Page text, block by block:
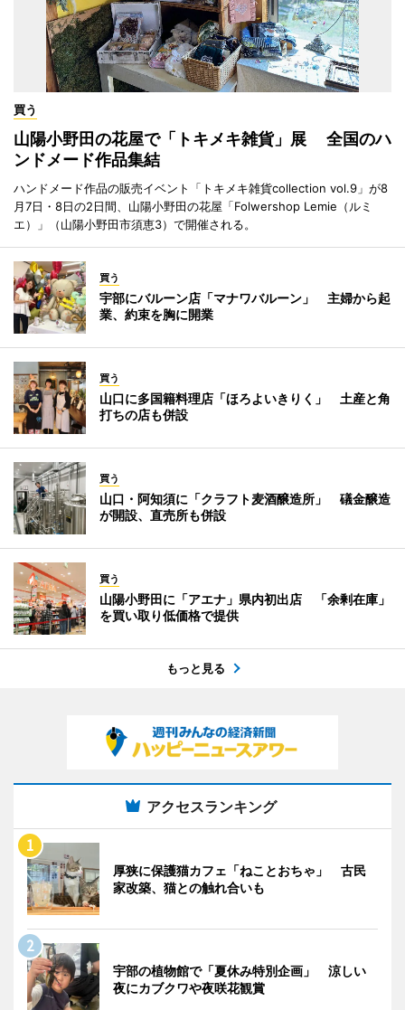
買う
山陽小野田の花屋で「トキメキ雑貨」展 全国のハ
ンドメード作品集結
ハンドメード作品の販売イベント「トキメキ雑貨collection vol.9」が8
月7日・8日の2日間、山陽小野田の花屋「Folwershop Lemie（ルミ
エ）」（山陽小野田市須恵3）で開催される。
買う
宇部にバルーン店「マナワバルーン」 主婦から起
業、約束を胸に開業
買う
山口に多国籍料理店「ほろよいきりく」 土産と角
打ちの店も併設
買う
山口・阿知須に「クラフト麦酒醸造所」 礒金醸造
が開設、直売所も併設
買う
山陽小野田に「アエナ」県内初出店 「余剰在庫」
を買い取り低価格で提供
もっと見る
アクセスランキング
厚狭に保護猫カフェ「ねことおちゃ」 古民
家改築、猫との触れ合いも
宇部の植物館で「夏休み特別企画」 涼しい
夜にカブクワや夜咲花観賞